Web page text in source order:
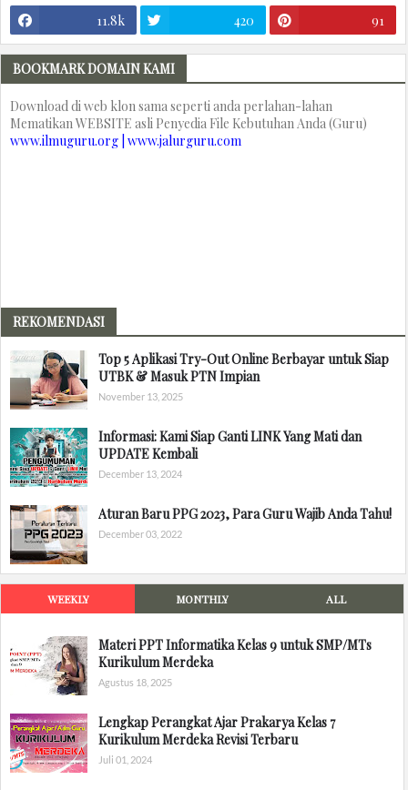
11.8k 420 91
BOOKMARK DOMAIN KAMI
Download di web klon sama seperti anda perlahan-lahan
Mematikan WEBSITE asli Penyedia File Kebutuhan Anda (Guru)
www.ilmuguru.org | www.jalurguru.com
REKOMENDASI
Top 5 Aplikasi Try-Out Online Berbayar untuk Siap
UTBK & Masuk PTN Impian
November 13, 2025
Informasi: Kami Siap Ganti LINK Yang Mati dan
UPDATE Kembali
December 13, 2024
Aturan Baru PPG 2023, Para Guru Wajib Anda Tahu!
December 03, 2022
WEEKLY MONTHLY ALL
Materi PPT Informatika Kelas 9 untuk SMP/MTs
Kurikulum Merdeka
Agustus 18, 2025
Lengkap Perangkat Ajar Prakarya Kelas 7
Kurikulum Merdeka Revisi Terbaru
Juli 01, 2024